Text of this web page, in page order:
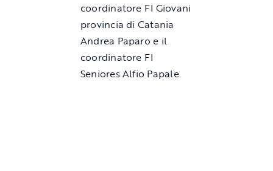
coordinatore FI Giovani
provincia di Catania
Andrea Paparo e il
coordinatore FI
Seniores Alfio Papale.